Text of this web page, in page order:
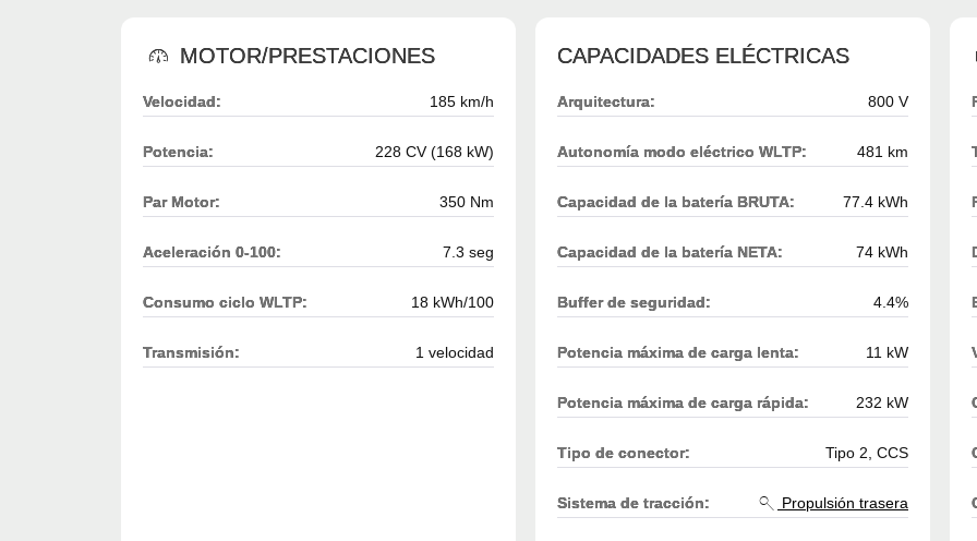
MOTOR/PRESTACIONES
Velocidad: 185 km/h
Potencia: 228 CV (168 kW)
Par Motor: 350 Nm
Aceleración 0-100: 7.3 seg
Consumo ciclo WLTP: 18 kWh/100
Transmisión: 1 velocidad
CAPACIDADES ELÉCTRICAS
Arquitectura: 800 V
Autonomía modo eléctrico WLTP: 481 km
Capacidad de la batería BRUTA: 77.4 kWh
Capacidad de la batería NETA: 74 kWh
Buffer de seguridad: 4.4%
Potencia máxima de carga lenta: 11 kW
Potencia máxima de carga rápida: 232 kW
Tipo de conector: Tipo 2, CCS
Sistema de tracción: Propulsión trasera